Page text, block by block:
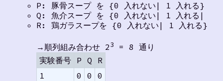
P: 豚骨スープ を {0 入れない| 1 入れる}
Q: 魚介スープ を {0 入れない| 1 入れる|
R: 鶏ガラスープを {0 入れない| 1 入れる}
→順列組み合わせ 23
= 8 通り
実験番号
P Q
R
1
0 0
0